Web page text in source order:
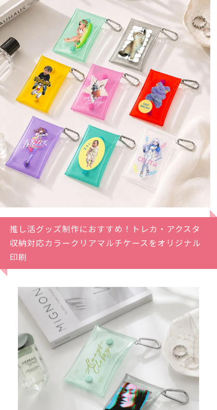
推し活グッズ制作におすすめ！トレカ・アクスタ
収納対応カラークリアマルチケースをオリジナル
印刷